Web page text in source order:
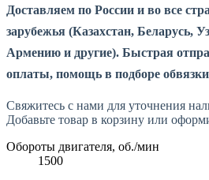
Доставляем по России и во все
зарубежья (Казахстан, Беларусь,
Армению и другие). Быстрая
оплаты, помощь в подборе обвязки
Свяжитесь с нами для уточнения
Добавьте товар в корзину или
Обороты двигателя, об./мин
1500